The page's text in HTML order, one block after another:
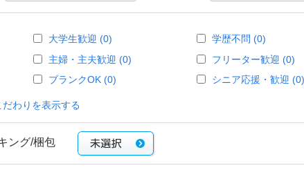
大学生歓迎 (0) 学歴不問 (0)
主婦・主夫歓迎 (0)
フリーター歓迎 (0)
ブランクOK (0)
シニア応援・歓迎 (0)
だわりを表示する
ング/梱包